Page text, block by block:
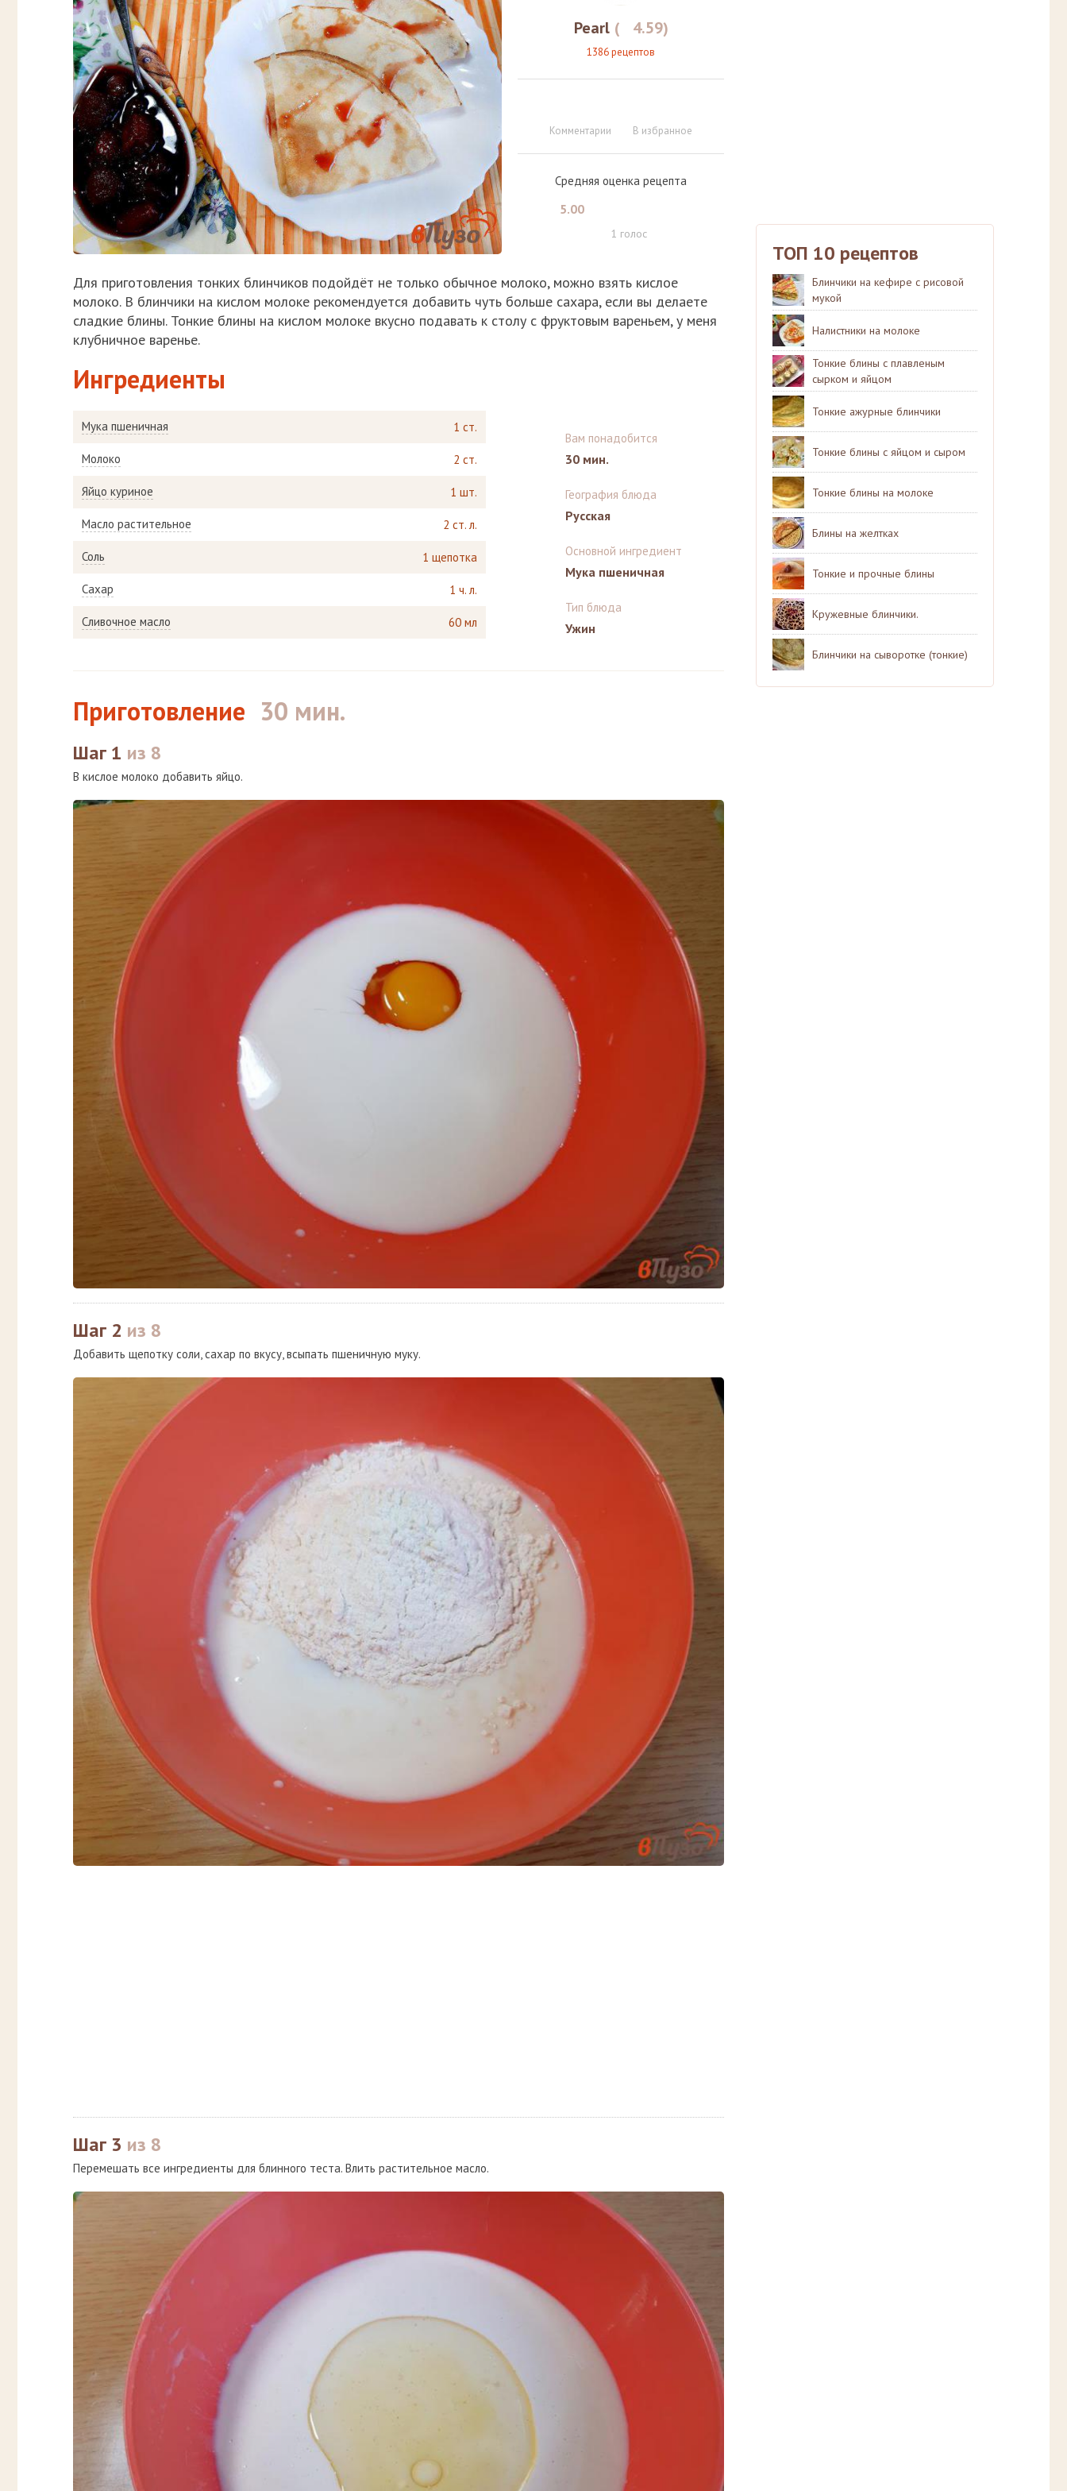
Pearl ( 4.59)
1386 рецептов
Комментарии В избранное
Средняя оценка рецепта
5.00
1 голос
Для приготовления тонких блинчиков подойдёт не только обычное молоко, можно взять кислое
молоко. В блинчики на кислом молоке рекомендуется добавить чуть больше сахара, если вы делаете
сладкие блины. Тонкие блины на кислом молоке вкусно подавать к столу с фруктовым вареньем, у меня
клубничное варенье.
Ингредиенты
Мука пшеничная 1 ст.
Молоко 2 ст.
Яйцо куриное 1 шт.
Масло растительное 2 ст. л.
Соль 1 щепотка
Сахар 1 ч. л.
Сливочное масло 60 мл
Вам понадобится
30 мин.
География блюда
Русская
Основной ингредиент
Мука пшеничная
Тип блюда
Ужин
Приготовление 30 мин.
Шаг 1 из 8
В кислое молоко добавить яйцо.
Шаг 2 из 8
Добавить щепотку соли, сахар по вкусу, всыпать пшеничную муку.
Шаг 3 из 8
Перемешать все ингредиенты для блинного теста. Влить растительное масло.
ТОП 10 рецептов
Блинчики на кефире с рисовой
мукой
Налистники на молоке
Тонкие блины с плавленым
сырком и яйцом
Тонкие ажурные блинчики
Тонкие блины с яйцом и сыром
Тонкие блины на молоке
Блины на желтках
Тонкие и прочные блины
Кружевные блинчики.
Блинчики на сыворотке (тонкие)